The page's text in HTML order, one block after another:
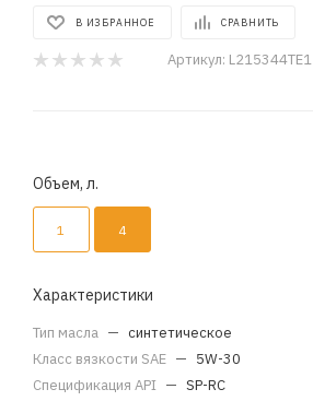
В ИЗБРАННОЕ СРАВНИТЬ
Артикул: L215344TE1
Объем, л.
1 4
Характеристики
Тип масла — синтетическое
Класс вязкости SAE — 5W-30
Спецификация API — SP-RC